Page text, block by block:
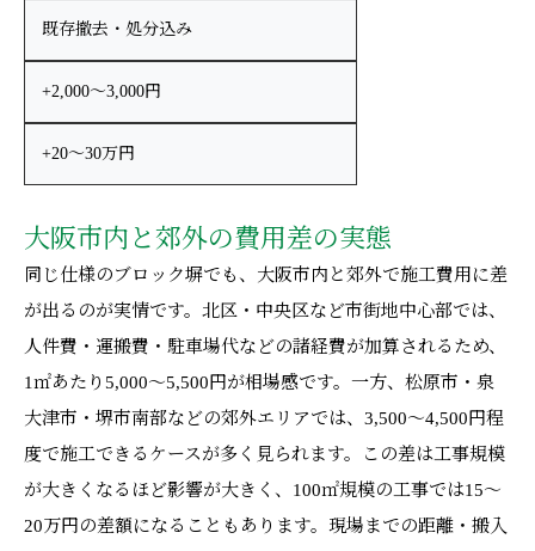
既存撤去・処分込み
+2,000〜3,000円
+20〜30万円
大阪市内と郊外の費用差の実態
同じ仕様のブロック塀でも、大阪市内と郊外で施工費用に差
が出るのが実情です。北区・中央区など市街地中心部では、
人件費・運搬費・駐車場代などの諸経費が加算されるため、
1㎡あたり5,000〜5,500円が相場感です。一方、松原市・泉
大津市・堺市南部などの郊外エリアでは、3,500〜4,500円程
度で施工できるケースが多く見られます。この差は工事規模
が大きくなるほど影響が大きく、100㎡規模の工事では15〜
20万円の差額になることもあります。現場までの距離・搬入